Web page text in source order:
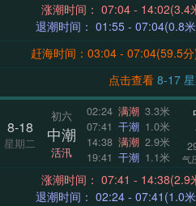
涨潮时间： 07:04 -
退潮时间： 01:55 -
赶海时间：03:04 - 07:04(59.5
点击查看
8-
8-18
星期二
初六
中潮
活汛
02:24 满潮 3.3米
07:41 干潮 1.0米
14:38 满潮 2.9米
19:41 干潮 1.1米 气
涨潮时间： 07:41 -
退潮时间： 02:24 -